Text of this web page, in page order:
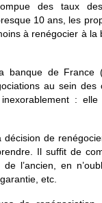
des taux
10 ans, les
à renégocier à la
banque de France
au sein des
inexorablement :
décision de
Il suffit de
l’ancien, en
etc.